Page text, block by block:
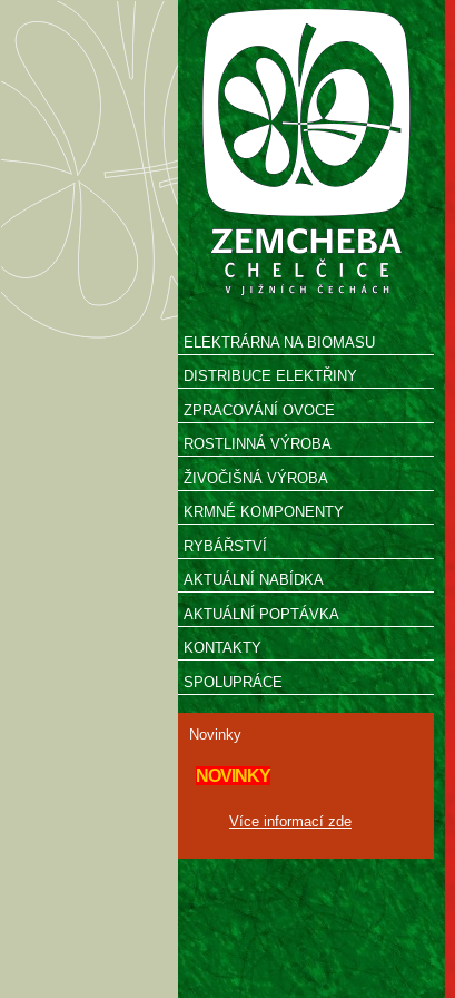
ELEKTRÁRNA NA BIOMASU
DISTRIBUCE ELEKTŘINY
ZPRACOVÁNÍ OVOCE
ROSTLINNÁ VÝROBA
ŽIVOČIŠNÁ VÝROBA
KRMNÉ KOMPONENTY
RYBÁŘSTVÍ
AKTUÁLNÍ NABÍDKA
AKTUÁLNÍ POPTÁVKA
KONTAKTY
SPOLUPRÁCE
Novinky
NOVINKY
Více informací zde